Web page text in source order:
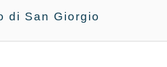
di San Giorgio